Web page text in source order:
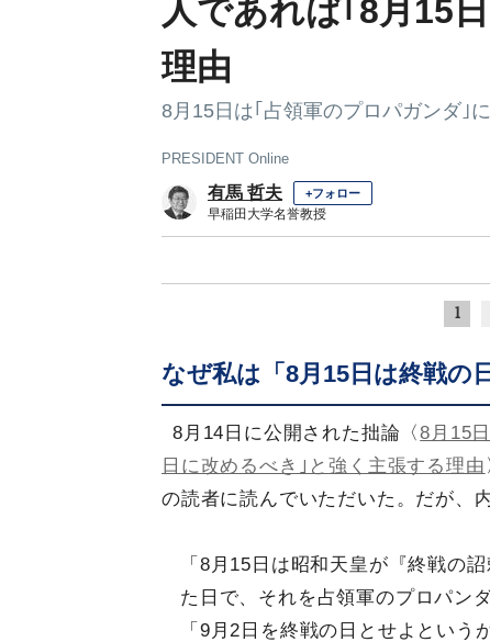
人であれば｢8月15
理由
8月15日は｢占領軍のプロパガンダ｣
PRESIDENT Online
有馬 哲夫 +フォロー
早稲田大学名誉教授
1
なぜ私は「8月15日は終戦の
8月14日に公開された拙論〈8月15
日に改めるべき｣と強く主張する理由
の読者に読んでいただいた。だが、
「8月15日は昭和天皇が『終戦の
た日で、それを占領軍のプロパン
「9月2日を終戦の日とせよとい